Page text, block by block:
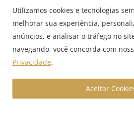
Comentário
Comentar Postagem
Utilizamos cookies e tecnologias
melhorar sua experiência,
anúncios, e analisar o tráfego no
navegando, você concorda com
Privacidade.
Aceitar